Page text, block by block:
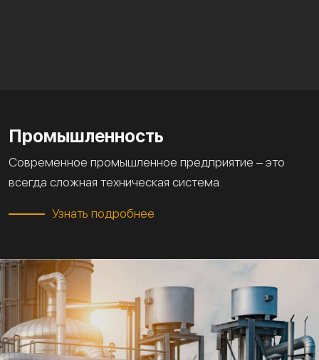
Промышленность
Современное промышленное предприятие – это
всегда сложная техническая система.
Узнать подробнее